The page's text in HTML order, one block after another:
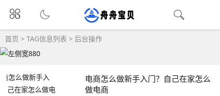
首页 > TAG信息列表 > 后台操作
电商怎么做新手入门？自己在家怎么
做电商